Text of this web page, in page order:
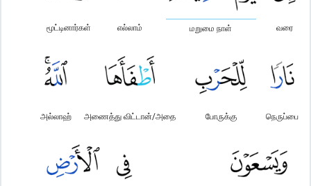
வரை
மறுமை நாள்
எல்லாம்
மூட்டினார்கள்
நெருப்பை
போருக்கு
அணைத்து விட்டான்/அதை
அல்லாஹ்